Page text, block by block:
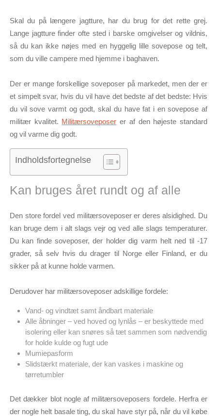
Skal du på længere jagtture, har du brug for det rette grej.
Lange jagtture finder ofte sted i barske omgivelser og vildnis,
så du kan ikke nøjes med en hyggelig lille sovepose og telt,
som du ville campere med hjemme i baghaven.
Der er mange forskellige soveposer på markedet, men der er
et simpelt svar, hvis du vil have det bedste af det bedste: Hvis
du vil sove varmt og godt, skal du have fat i en sovepose af
militær kvalitet. Militærsoveposer er af den højeste standard
og vil varme dig godt.
Indholdsfortegnelse
Kan bruges året rundt og af alle
Den store fordel ved militærsoveposer er deres alsidighed. Du
kan bruge dem i alt slags vejr og ved alle slags temperaturer.
Du kan finde soveposer, der holder dig varm helt ned til -17
grader, så selv hvis du drager til Norge eller Finland, er du
sikker på at kunne holde varmen.
Derudover har militærsoveposer adskillige fordele:
Vand- og vindtæt samt åndbart materiale
Alle åbninger – ved hoved og lynlås – er beskyttede med
isolering eller kan snøres så tæt sammen som nødvendig
for holde kulde og fugt ude
Mumiepasform
Slidstærkt materiale, der kan vaskes i maskine og
tørretumbler
Det dækker blot nogle af militærsoveposers fordele. Herfra er
der nogle helt basale ting, du skal have styr på, når du vil købe